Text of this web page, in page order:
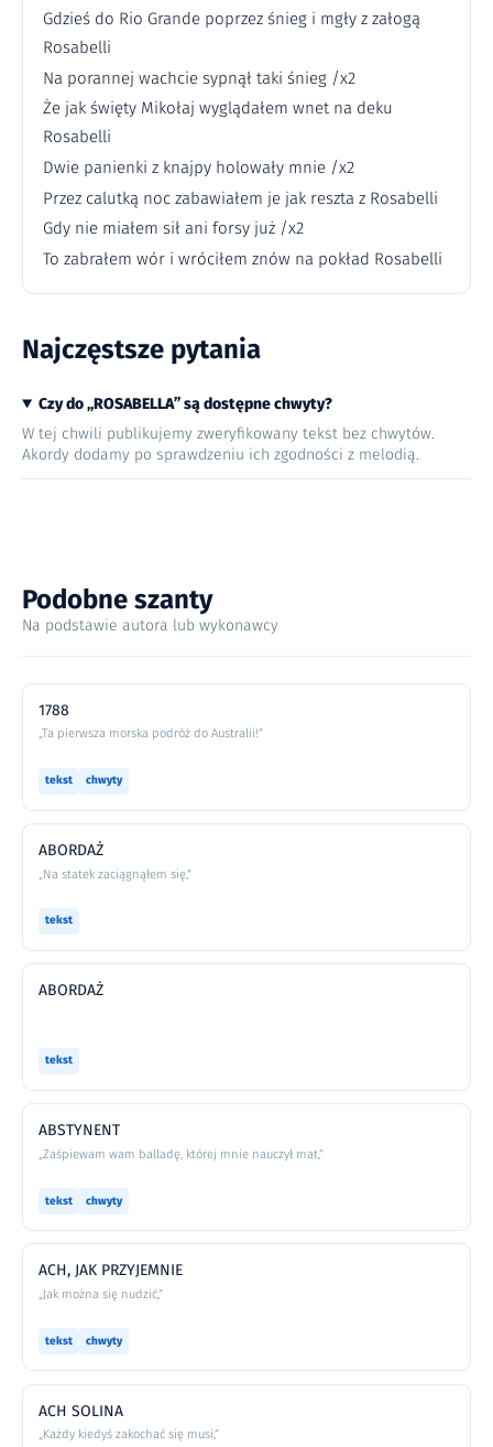
Gdzieś do Rio Grande poprzez śnieg i mgły z załogą
Rosabelli
Na porannej wachcie sypnął taki śnieg /x2
Że jak święty Mikołaj wyglądałem wnet na deku
Rosabelli
Dwie panienki z knajpy holowały mnie /x2
Przez calutką noc zabawiałem je jak reszta z Rosabelli
Gdy nie miałem sił ani forsy już /x2
To zabrałem wór i wróciłem znów na pokład Rosabelli
Najczęstsze pytania
Czy do „ROSABELLA” są dostępne chwyty?
W tej chwili publikujemy zweryfikowany tekst bez chwytów.
Akordy dodamy po sprawdzeniu ich zgodności z melodią.
Podobne szanty
Na podstawie autora lub wykonawcy
1788
„Ta pierwsza morska podróż do Australii!”
tekst chwyty
ABORDAŻ
„Na statek zaciągnąłem się,”
tekst
ABORDAŻ
tekst
ABSTYNENT
„Zaśpiewam wam balladę, której mnie nauczył mat,”
tekst chwyty
ACH, JAK PRZYJEMNIE
„Jak można się nudzić,”
tekst chwyty
ACH SOLINA
„Każdy kiedyś zakochać się musi,”